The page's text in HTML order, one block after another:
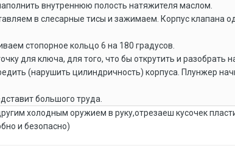
внутреннюю полость натяжителя маслом.
в слесарные тисы и зажимаем. Корпус клапана
стопорное кольцо 6 на 180 градусов.
для ключа, для того, что бы открутить и разобрать
(нарушить цилиндричность) корпуса. Плунжер
большого труда.
холодным оружием в руку,отрезаеш кусочек
и безопасно)